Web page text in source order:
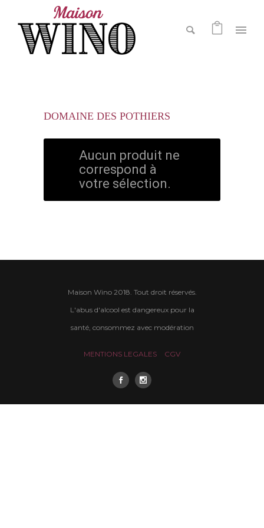
DOMAINE DES POTHIERS
Aucun produit ne
correspond à
votre sélection.
Maison Wino 2018. Tout droit réservés.
L'abus d'alcool est dangereux pour la
santé, consommez avec modération
MENTIONS LEGALES CGV